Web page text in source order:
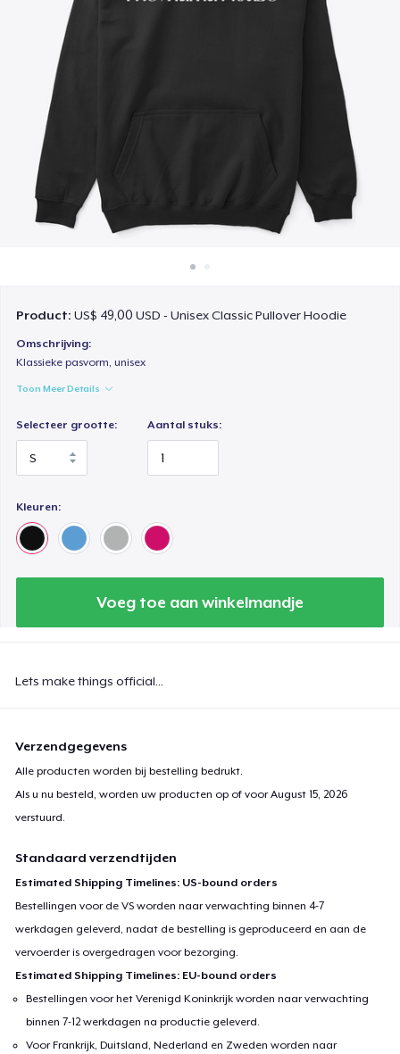
Product:US$ 49,00 USD - Unisex Classic Pullover Hoodie
Omschrijving:
Klassieke pasvorm, unisex
Toon Meer Details
Selecteer grootte: Aantal stuks:
Kleuren:
Voeg toe aan winkelmandje
Lets make things official...
Verzendgegevens
Alle producten worden bij bestelling bedrukt.
Als u nu besteld, worden uw producten op of voorAugust 15, 2026
verstuurd.
Standaard verzendtijden
Estimated Shipping Timelines: US-bound orders
Bestellingen voor de VS worden naar verwachting binnen 4-7
werkdagen geleverd, nadat de bestelling is geproduceerd en aan de
vervoerder is overgedragen voor bezorging.
Estimated Shipping Timelines: EU-bound orders
Bestellingen voor het Verenigd Koninkrijk worden naar verwachting
binnen 7-12 werkdagen na productie geleverd.
Voor Frankrijk, Duitsland, Nederland en Zweden worden naar